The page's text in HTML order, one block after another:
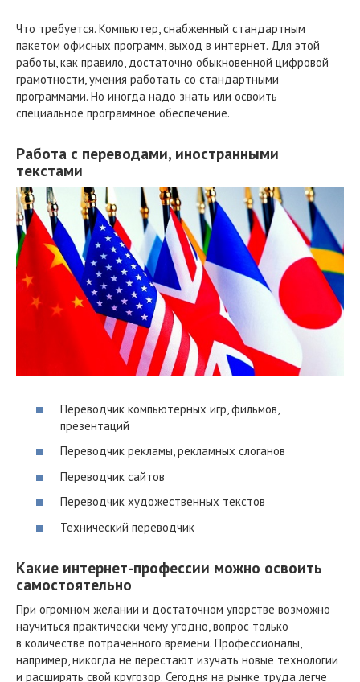
Что требуется. Компьютер, снабженный стандартным
пакетом офисных программ, выход в интернет. Для этой
работы, как правило, достаточно обыкновенной цифровой
грамотности, умения работать со стандартными
программами. Но иногда надо знать или освоить
специальное программное обеспечение.
Работа с переводами, иностранными
текстами
Переводчик компьютерных игр, фильмов,
презентаций
Переводчик рекламы, рекламных слоганов
Переводчик сайтов
Переводчик художественных текстов
Технический переводчик
Какие интернет-профессии можно освоить
самостоятельно
При огромном желании и достаточном упорстве возможно
научиться практически чему угодно, вопрос только
в количестве потраченного времени. Профессионалы,
например, никогда не перестают изучать новые технологии
и расширять свой кругозор. Сегодня на рынке труда легче